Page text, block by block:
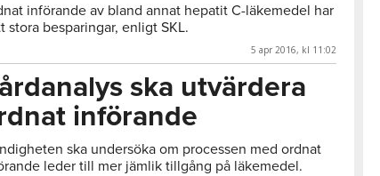
införande av bland annat hepatit C-läkemedel har
stora besparingar, enligt SKL.
5 apr 2016, kl 11:02
ska utvärdera
införande
ska undersöka om processen med ordnat
leder till mer jämlik tillgång på läkemedel.